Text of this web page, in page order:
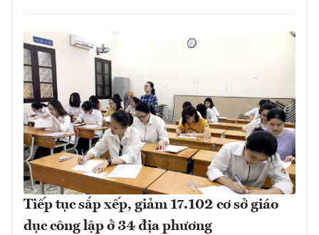
Tiếp tục sắp xếp, giảm 17.102 cơ sở giáo
dục công lập ở 34 địa phương